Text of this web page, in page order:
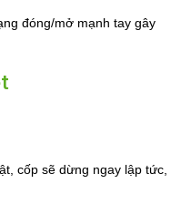
đóng/mở mạnh tay gây
cốp sẽ dừng ngay lập tức,